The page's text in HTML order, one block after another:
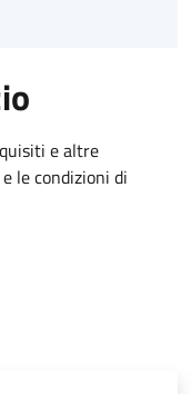
e altre
le condizioni di